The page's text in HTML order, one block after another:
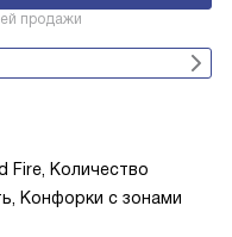
продажи
Fire, Количество
Конфорки с зонами